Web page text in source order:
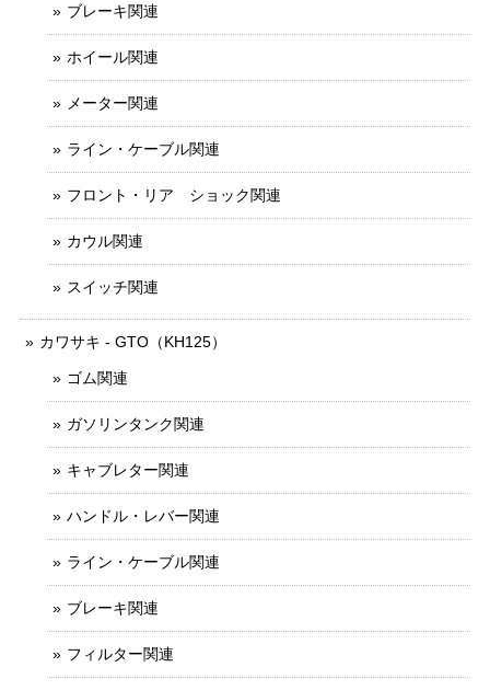
ブレーキ関連
ホイール関連
メーター関連
ライン・ケーブル関連
フロント・リア ショック関連
カウル関連
スイッチ関連
カワサキ - GTO（KH125）
ゴム関連
ガソリンタンク関連
キャブレター関連
ハンドル・レバー関連
ライン・ケーブル関連
ブレーキ関連
フィルター関連